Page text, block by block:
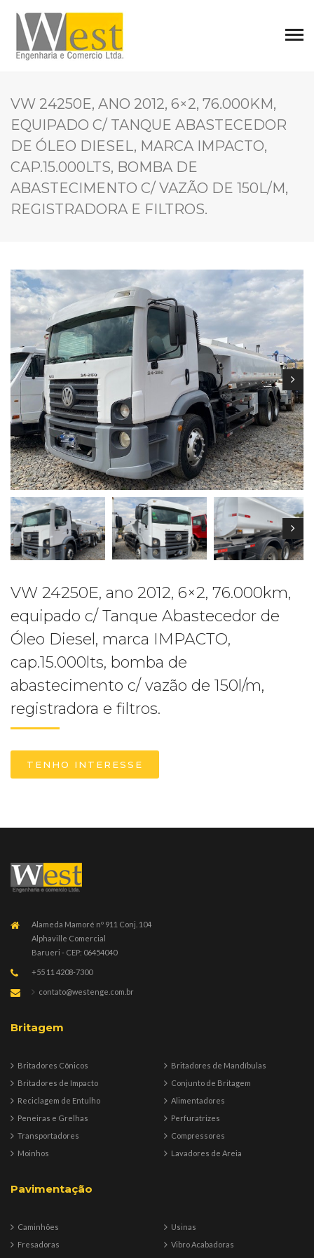
VW 24250E, ANO 2012, 6×2, 76.000KM,
EQUIPADO C/ TANQUE ABASTECEDOR
DE ÓLEO DIESEL, MARCA IMPACTO,
CAP.15.000LTS, BOMBA DE
ABASTECIMENTO C/ VAZÃO DE 150L/M,
REGISTRADORA E FILTROS.
VW 24250E, ano 2012, 6×2, 76.000km,
equipado c/ Tanque Abastecedor de
Óleo Diesel, marca IMPACTO,
cap.15.000lts, bomba de
abastecimento c/ vazão de 150l/m,
registradora e filtros.
TENHO INTERESSE
Alameda Mamoré nº 911 Conj. 104
Alphaville Comercial
Barueri - CEP: 06454040
+55 11 4208-7300
contato@westenge.com.br
Britagem
Britadores Cônicos
Britadores de Impacto
Reciclagem de Entulho
Peneiras e Grelhas
Transportadores
Moinhos
Britadores de Mandíbulas
Conjunto de Britagem
Alimentadores
Perfuratrizes
Compressores
Lavadores de Areia
Pavimentação
Caminhões
Fresadoras
Usinas
Vibro Acabadoras